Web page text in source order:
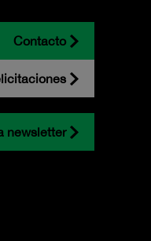
Contacto
newsletter